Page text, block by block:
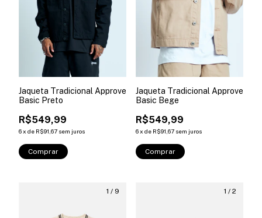
Jaqueta Tradicional Approve
Basic Preto
R$549,99
6x de R$91,67 sem juros
Comprar
Jaqueta Tradicional Approve
Basic Bege
R$549,99
6x de R$91,67 sem juros
Comprar
1 / 9 1 / 2